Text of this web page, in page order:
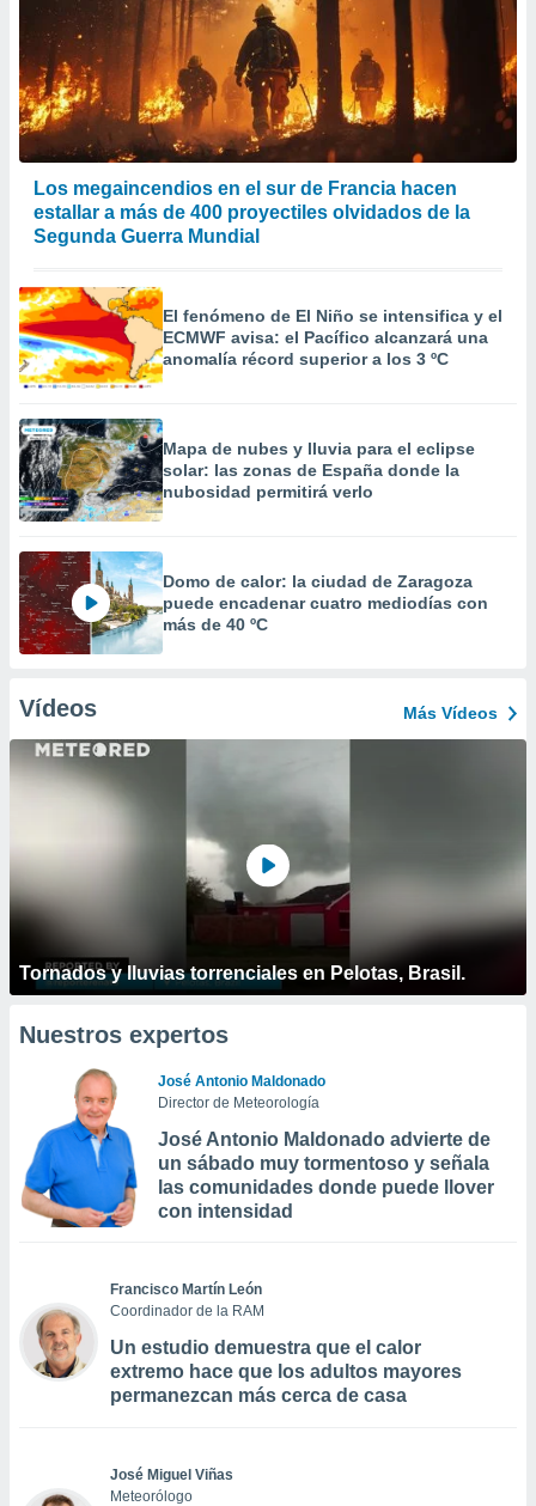
Los megaincendios en el sur de Francia hacen
estallar a más de 400 proyectiles olvidados de la
Segunda Guerra Mundial
El fenómeno de El Niño se intensifica y el
ECMWF avisa: el Pacífico alcanzará una
anomalía récord superior a los 3 ºC
Mapa de nubes y lluvia para el eclipse
solar: las zonas de España donde la
nubosidad permitirá verlo
Domo de calor: la ciudad de Zaragoza
puede encadenar cuatro mediodías con
más de 40 ºC
Vídeos Más Vídeos
Tornados y lluvias torrenciales en Pelotas, Brasil.
Nuestros expertos
José Antonio Maldonado
Director de Meteorología
José Antonio Maldonado advierte de
un sábado muy tormentoso y señala
las comunidades donde puede llover
con intensidad
Francisco Martín León
Coordinador de la RAM
Un estudio demuestra que el calor
extremo hace que los adultos mayores
permanezcan más cerca de casa
José Miguel Viñas
Meteorólogo